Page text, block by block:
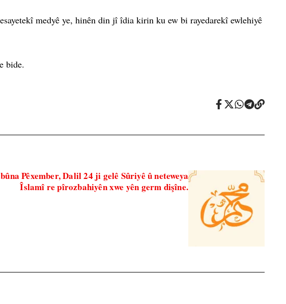
medyê ye, hinên din jî îdia kirin ku ew bi rayedarekî ewlehiyê
bide.
Pêxember, Dalil 24 ji gelê Sûriyê û neteweya
Îslamî re pîrozbahiyên xwe yên germ dişîne.